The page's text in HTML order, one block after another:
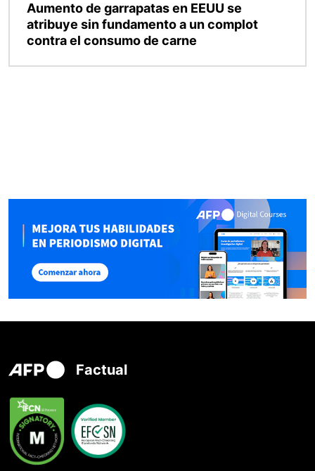
Aumento de garrapatas en EEUU se
atribuye sin fundamento a un complot
contra el consumo de carne
Factual